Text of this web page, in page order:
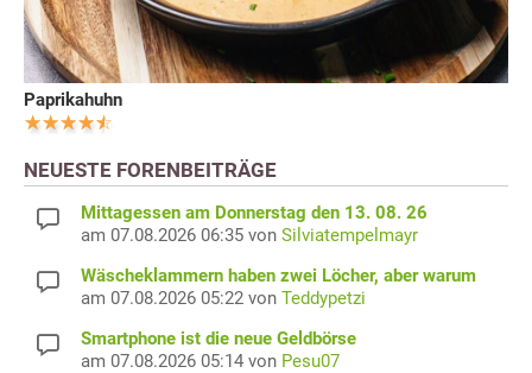
Paprikahuhn
NEUESTE FORENBEITRÄGE
Mittagessen am Donnerstag den 13. 08. 26
am 07.08.2026 06:35 von Silviatempelmayr
Wäscheklammern haben zwei Löcher, aber warum
am 07.08.2026 05:22 von Teddypetzi
Smartphone ist die neue Geldbörse
am 07.08.2026 05:14 von Pesu07